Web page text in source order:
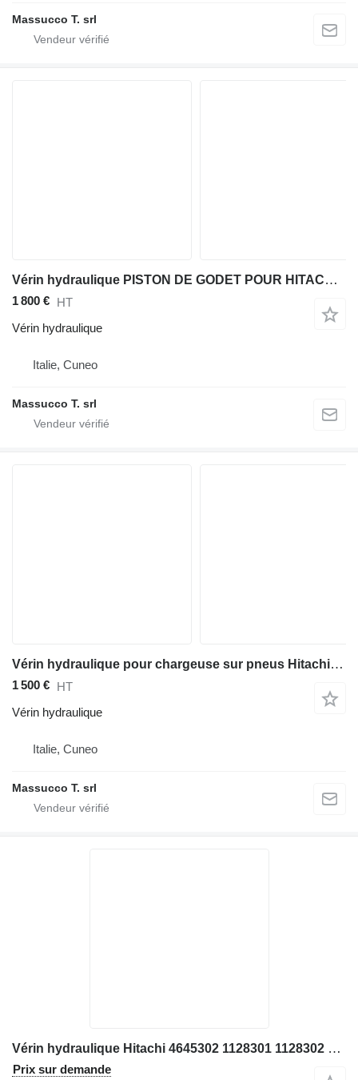
Massucco T. srl
Vérin hydraulique PISTON DE GODET POUR HITACHI ZW250-6 pour chargeuse sur pneus Hitachi ZW250-6
1 800 € HT
Vérin hydraulique
Italie, Cuneo
Massucco T. srl
Vérin hydraulique pour chargeuse sur pneus Hitachi ZW250-6
1 500 € HT
Vérin hydraulique
Italie, Cuneo
Massucco T. srl
Vérin hydraulique Hitachi 4645302 1128301 1128302 4646617 1138201 1138202 4645304 1129101 1129102 pour chargeuse sur pneus Hitachi 190
Prix sur demande